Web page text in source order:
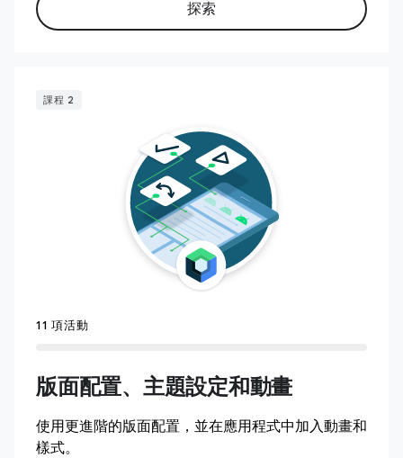
探索
課程 2
11 項活動
版面配置、主題設定和動畫
使用更進階的版面配置，並在應用程式中加入動畫和
樣式。